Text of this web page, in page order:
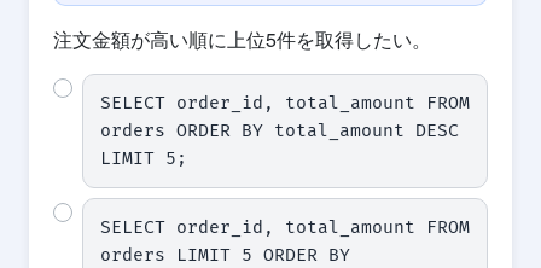
注文金額が高い順に上位5件を取得したい。
SELECT order_id, total_amount FROM
orders ORDER BY total_amount DESC
LIMIT 5;
SELECT order_id, total_amount FROM
orders LIMIT 5 ORDER BY